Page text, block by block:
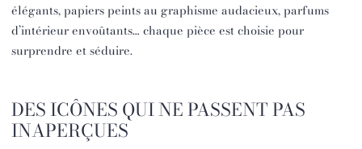
élégants, papiers peints au graphisme audacieux, parfums
d’intérieur envoûtants… chaque pièce est choisie pour
surprendre et séduire.
DES ICÔNES QUI NE PASSENT PAS
INAPERÇUES